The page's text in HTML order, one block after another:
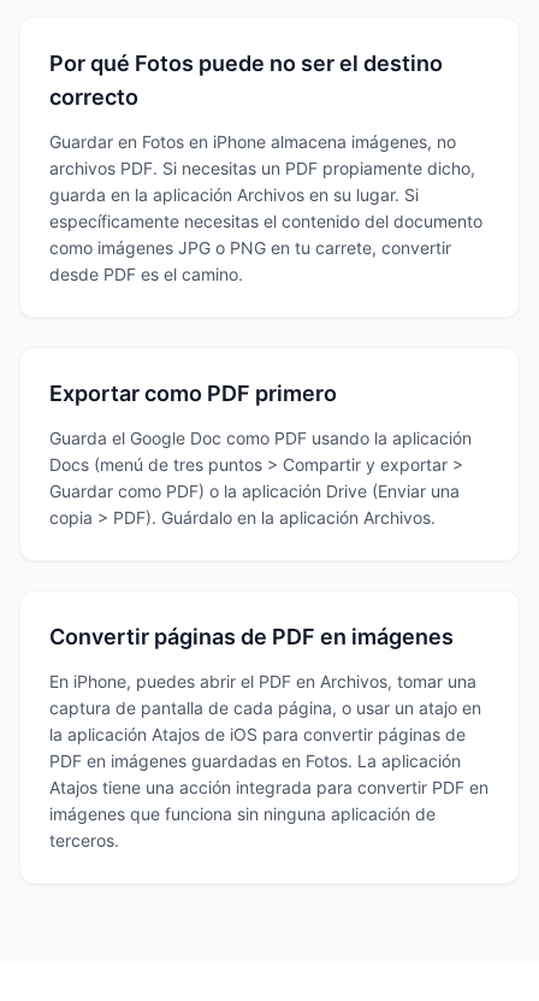
Por qué Fotos puede no ser el destino
correcto
Guardar en Fotos en iPhone almacena imágenes, no
archivos PDF. Si necesitas un PDF propiamente dicho,
guarda en la aplicación Archivos en su lugar. Si
específicamente necesitas el contenido del documento
como imágenes JPG o PNG en tu carrete, convertir
desde PDF es el camino.
Exportar como PDF primero
Guarda el Google Doc como PDF usando la aplicación
Docs (menú de tres puntos > Compartir y exportar >
Guardar como PDF) o la aplicación Drive (Enviar una
copia > PDF). Guárdalo en la aplicación Archivos.
Convertir páginas de PDF en imágenes
En iPhone, puedes abrir el PDF en Archivos, tomar una
captura de pantalla de cada página, o usar un atajo en
la aplicación Atajos de iOS para convertir páginas de
PDF en imágenes guardadas en Fotos. La aplicación
Atajos tiene una acción integrada para convertir PDF en
imágenes que funciona sin ninguna aplicación de
terceros.